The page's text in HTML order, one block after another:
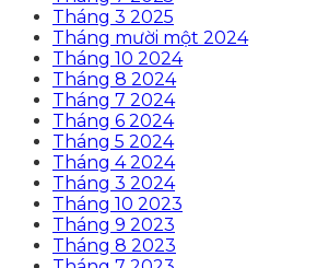
Tháng 3 2025
Tháng mười một 2024
Tháng 10 2024
Tháng 8 2024
Tháng 7 2024
Tháng 6 2024
Tháng 5 2024
Tháng 4 2024
Tháng 3 2024
Tháng 10 2023
Tháng 9 2023
Tháng 8 2023